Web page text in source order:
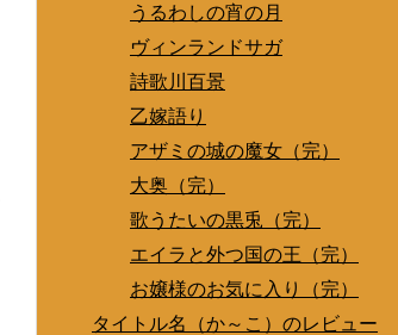
うるわしの宵の月
ヴィンランドサガ
詩歌川百景
乙嫁語り
アザミの城の魔女（完）
大奥（完）
歌うたいの黒兎（完）
エイラと外つ国の王（完）
お嬢様のお気に入り（完）
タイトル名（か～こ）のレビュー